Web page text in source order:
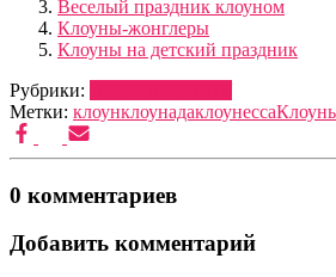
Веселый праздник клоуном
Клоуны-жонглеры
Клоуны на детский праздник
Рубрики:
Метки: клоунклоунадаклоунесса
0 комментариев
Добавить комментарий